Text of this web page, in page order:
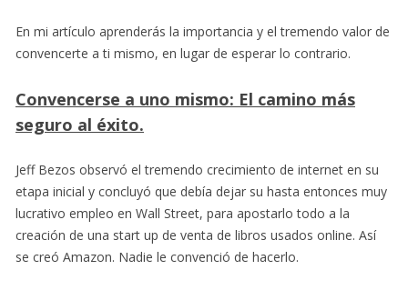
En mi artículo aprenderás la importancia y el tremendo valor de
convencerte a ti mismo, en lugar de esperar lo contrario.
Convencerse a uno mismo: El camino más
seguro al éxito.
Jeff Bezos observó el tremendo crecimiento de internet en su
etapa inicial y concluyó que debía dejar su hasta entonces muy
lucrativo empleo en Wall Street, para apostarlo todo a la
creación de una start up de venta de libros usados online. Así
se creó Amazon. Nadie le convenció de hacerlo.